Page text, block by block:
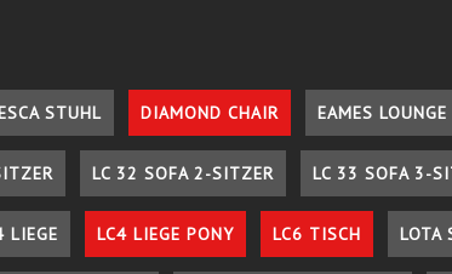
STUHL DIAMOND CHAIR EAMES
LC 32 SOFA 2-SITZER LC 33 SOFA 3-
LIEGE LC4 LIEGE PONY LC6 TISCH LOTA